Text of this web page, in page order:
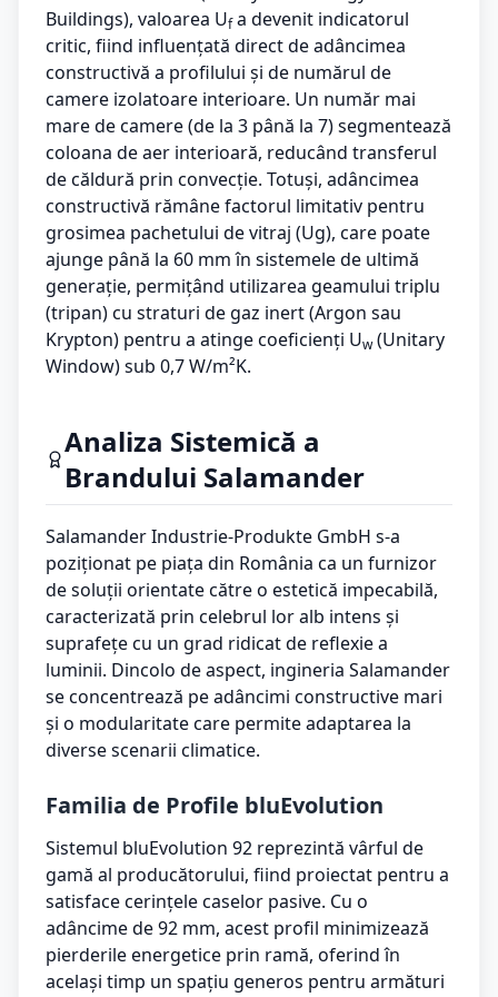
Buildings), valoarea Ufa devenit indicatorul
critic, fiind influențată direct de adâncimea
constructivă a profilului și de numărul de
camere izolatoare interioare. Un număr mai
mare de camere (de la 3 până la 7) segmentează
coloana de aer interioară, reducând transferul
de căldură prin convecție. Totuși, adâncimea
constructivă rămâne factorul limitativ pentru
grosimea pachetului de vitraj (Ug), care poate
ajunge până la 60 mm în sistemele de ultimă
generație, permițând utilizarea geamului triplu
(tripan) cu straturi de gaz inert (Argon sau
Krypton) pentru a atinge coeficienți Uw(Unitary
Window) sub 0,7 W/m²K.
Analiza Sistemică a
Brandului Salamander
Salamander Industrie-Produkte GmbH s-a
poziționat pe piața din România ca un furnizor
de soluții orientate către o estetică impecabilă,
caracterizată prin celebrul lor alb intens și
suprafețe cu un grad ridicat de reflexie a
luminii. Dincolo de aspect, ingineria Salamander
se concentrează pe adâncimi constructive mari
și o modularitate care permite adaptarea la
diverse scenarii climatice.
Familia de Profile bluEvolution
Sistemul bluEvolution 92 reprezintă vârful de
gamă al producătorului, fiind proiectat pentru a
satisface cerințele caselor pasive. Cu o
adâncime de 92 mm, acest profil minimizează
pierderile energetice prin ramă, oferind în
același timp un spațiu generos pentru armături